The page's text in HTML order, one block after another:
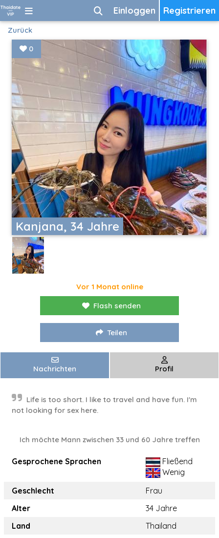
Registrieren
Einloggen
Zurück
Kanjana, 34 Jahre
0
Vor 1 Monat online
Flash senden
Teilen
Nachrichten Profil
Life is too short. I like to travel and have fun. I'm
not looking for sex here.
Ich möchte Mann zwischen 33 und 60 Jahre treffen
Gesprochene Sprachen
Fließend
Wenig
Geschlecht
Frau
Alter
34 Jahre
Land
Thailand